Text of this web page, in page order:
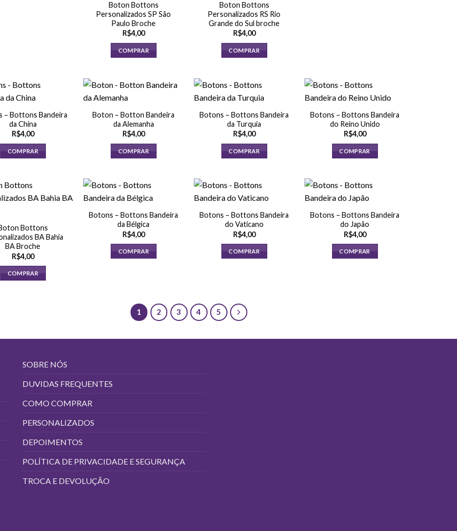
Boton Bottons
Personalizados SP São
Paulo Broche
R$4,00
COMPRAR
Boton Bottons
Personalizados RS Rio
Grande do Sul broche
R$4,00
COMPRAR
– Bottons Bandeira
da China
R$4,00
COMPRAR
Boton – Botton Bandeira
da Alemanha
R$4,00
COMPRAR
Botons – Bottons Bandeira
da Turquia
R$4,00
COMPRAR
Botons – Bottons Bandeira
do Reino Unido
R$4,00
COMPRAR
Bottons
BA Bahia
BA Broche
R$4,00
COMPRAR
Botons – Bottons Bandeira
da Bélgica
R$4,00
COMPRAR
Botons – Bottons Bandeira
do Vaticano
R$4,00
COMPRAR
Botons – Bottons Bandeira
do Japão
R$4,00
COMPRAR
1 2 3 4 5
SOBRE NÓS
DUVIDAS FREQUENTES
COMO COMPRAR
PERSONALIZADOS
DEPOIMENTOS
POLÍTICA DE PRIVACIDADE E SEGURANÇA
TROCA E DEVOLUÇÃO